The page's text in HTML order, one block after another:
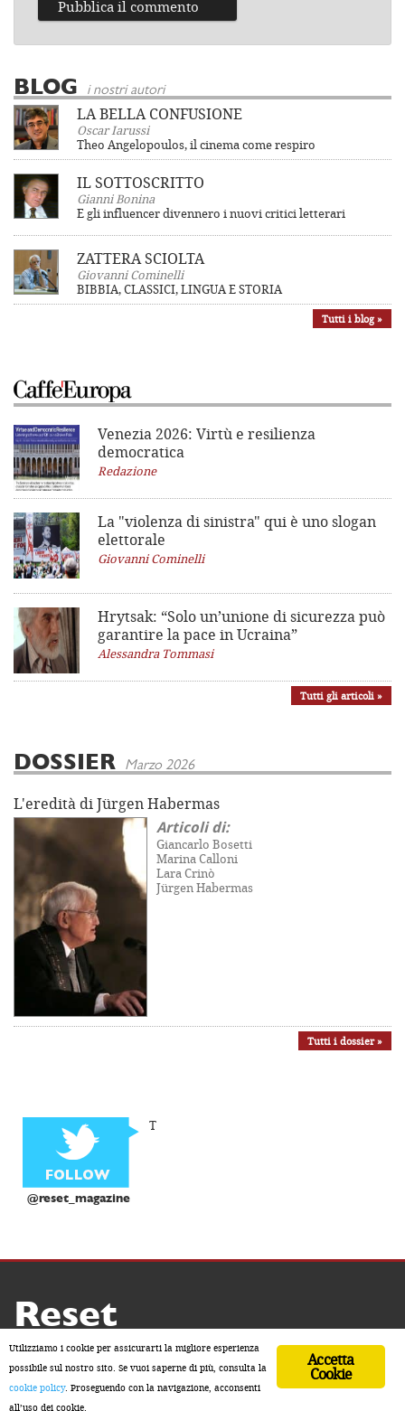
BLOG i nostri autori
LA BELLA CONFUSIONE
Oscar Iarussi
Theo Angelopoulos, il cinema come respiro
IL SOTTOSCRITTO
Gianni Bonina
E gli influencer divennero i nuovi critici letterari
ZATTERA SCIOLTA
Giovanni Cominelli
BIBBIA, CLASSICI, LINGUA E STORIA
Tutti i blog »
Venezia 2026: Virtù e resilienza
democratica
Redazione
La "violenza di sinistra" qui è uno slogan
elettorale
Giovanni Cominelli
Hrytsak: “Solo un’unione di sicurezza può
garantire la pace in Ucraina”
Alessandra Tommasi
Tutti gli articoli »
DOSSIER Marzo 2026
L'eredità di Jürgen Habermas
Articoli di:
Giancarlo Bosetti
Marina Calloni
Lara Crinò
Jürgen Habermas
Tutti i dossier »
@reset_magazine
T
Reset
Accetta
Cookie
Utilizziamo i cookie per assicurarti la migliore esperienza
possibile sul nostro sito. Se vuoi saperne di più, consulta la
cookie policy. Proseguendo con la navigazione, acconsenti
all’uso dei cookie.